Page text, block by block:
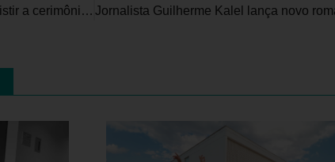
Paralimpíadas 2024: onde assistir a cerimônia de abertura e os jogos